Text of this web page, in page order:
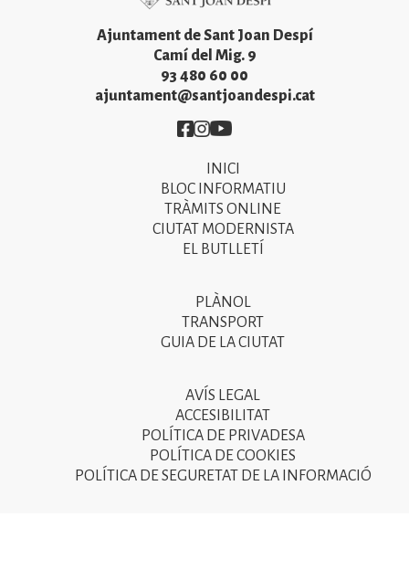
Ajuntament de Sant Joan Despí
Camí del Mig. 9
93 480 60 00
ajuntament@santjoandespi.cat
Imatge
Imatge
Imatge
INICI
BLOC INFORMATIU
TRÀMITS ONLINE
CIUTAT MODERNISTA
EL BUTLLETÍ
PLÀNOL
TRANSPORT
GUIA DE LA CIUTAT
AVÍS LEGAL
ACCESIBILITAT
POLÍTICA DE PRIVADESA
POLÍTICA DE COOKIES
POLÍTICA DE SEGURETAT DE LA INFORMACIÓ